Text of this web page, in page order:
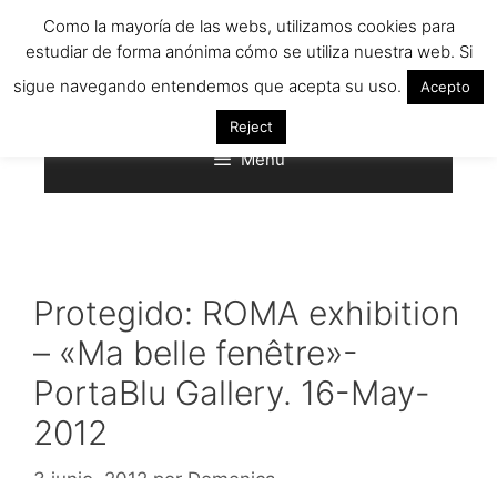
Menú
Protegido: ROMA exhibition
– «Ma belle fenêtre»-
PortaBlu Gallery. 16-May-
2012
Como la mayoría de las webs, utilizamos cookies para
estudiar de forma anónima cómo se utiliza nuestra web. Si
sigue navegando entendemos que acepta su uso.
Acepto
Reject